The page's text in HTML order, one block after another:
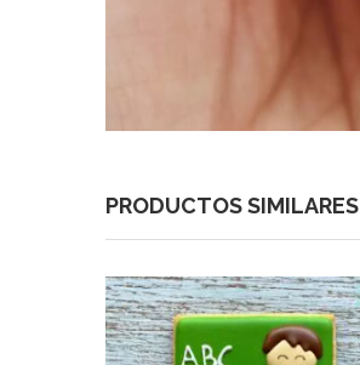
PRODUCTOS SIMILARES